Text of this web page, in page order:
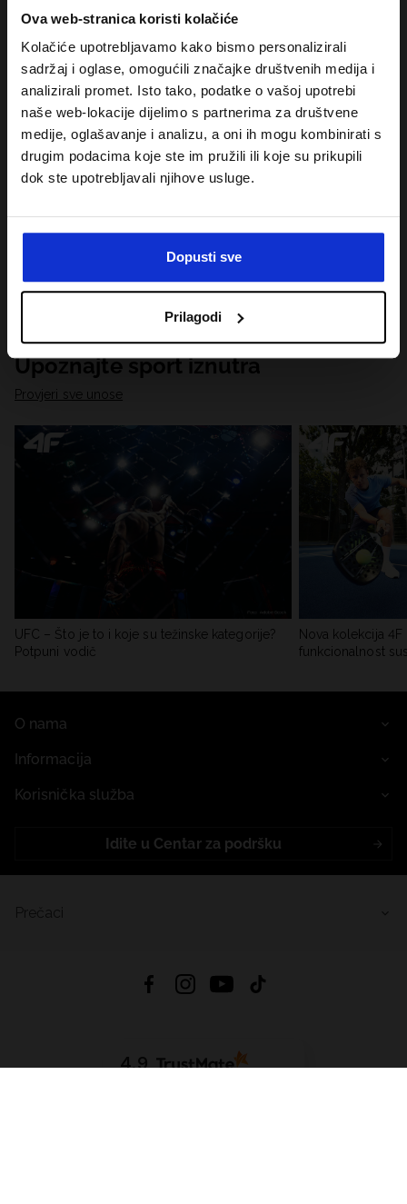
Ova web-stranica koristi kolačiće
Kolačiće upotrebljavamo kako bismo personalizirali
sadržaj i oglase, omogućili značajke društvenih medija i
analizirali promet. Isto tako, podatke o vašoj upotrebi
naše web-lokacije dijelimo s partnerima za društvene
medije, oglašavanje i analizu, a oni ih mogu kombinirati s
drugim podacima koje ste im pružili ili koje su prikupili
dok ste upotrebljavali njihove usluge.
Dopusti sve
Prilagodi
Upoznajte sport iznutra
Provjeri sve unose
UFC – Što je to i koje su težinske kategorije?
Potpuni vodič
Nova kolekcija
funkcionalnost
O nama
Informacija
Korisnička služba
Idite u Centar za podršku
4.9